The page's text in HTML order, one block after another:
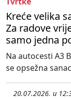
Kreće velika
Za radove
samo jedna
Na autocesti A3
se opsežna
20.07.2026. u